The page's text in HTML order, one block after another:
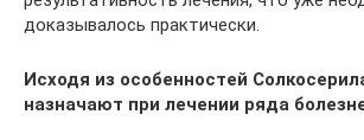
доказывалось практически.
Исходя из особенностей
назначают при лечении ряда